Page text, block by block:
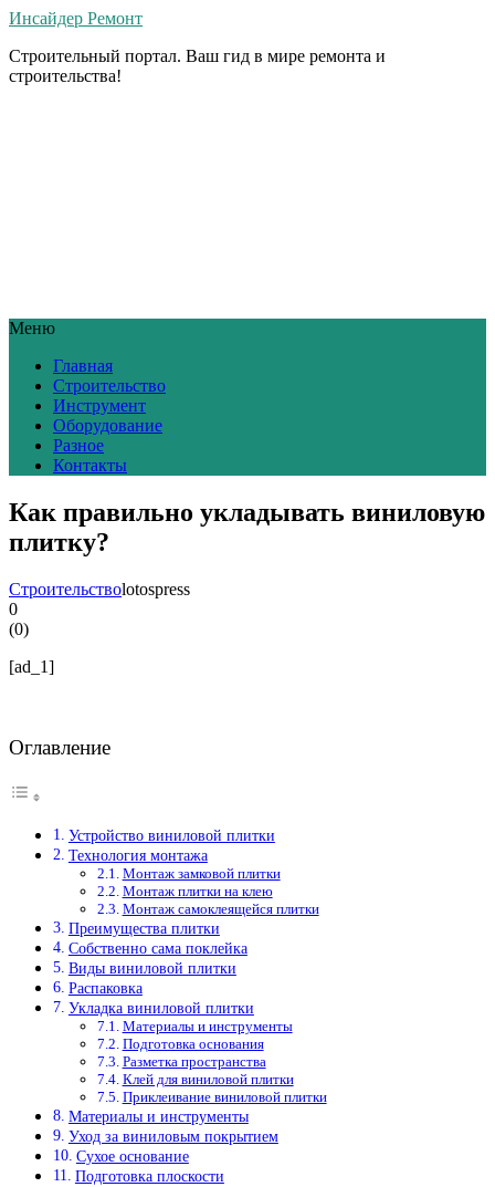
Инсайдер Ремонт
Строительный портал. Ваш гид в мире ремонта и
строительства!
Меню
Главная
Строительство
Инструмент
Оборудование
Разное
Контакты
Как правильно укладывать виниловую
плитку?
Строительствоlotospress
0
(0)
[ad_1]
Оглавление
Устройство виниловой плитки
Технология монтажа
Монтаж замковой плитки
Монтаж плитки на клею
Монтаж самоклеящейся плитки
Преимущества плитки
Собственно сама поклейка
Виды виниловой плитки
Распаковка
Укладка виниловой плитки
Материалы и инструменты
Подготовка основания
Разметка пространства
Клей для виниловой плитки
Приклеивание виниловой плитки
Материалы и инструменты
Уход за виниловым покрытием
Сухое основание
Подготовка плоскости